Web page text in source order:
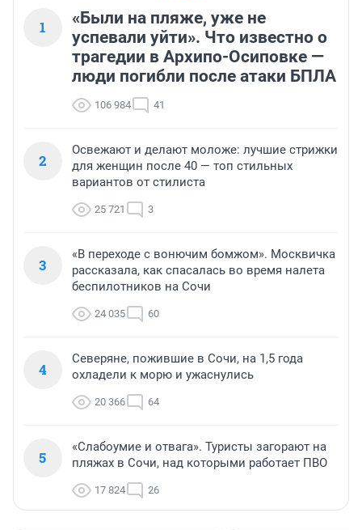
1
«Были на пляже, уже не
успевали уйти». Что известно о
трагедии в Архипо-Осиповке —
люди погибли после атаки БПЛА
106 984 41
2
Освежают и делают моложе: лучшие стрижки
для женщин после 40 — топ стильных
вариантов от стилиста
25 721 3
3
«В переходе с вонючим бомжом». Москвичка
рассказала, как спасалась во время налета
беспилотников на Сочи
24 035 60
4
Северяне, пожившие в Сочи, на 1,5 года
охладели к морю и ужаснулись
20 366 64
5
«Слабоумие и отвага». Туристы загорают на
пляжах в Сочи, над которыми работает ПВО
17 824 26